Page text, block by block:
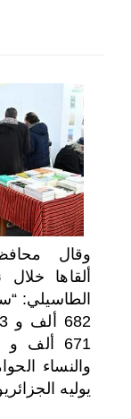
وقال
ألقاها
الطاسيلي:
والنساء
يوليه